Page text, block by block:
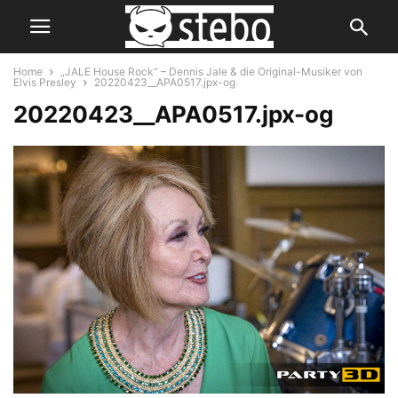
Home
„JALE House Rock“ – Dennis Jale & die Original-Musiker von
Elvis Presley
20220423__APA0517.jpx-og
20220423__APA0517.jpx-og